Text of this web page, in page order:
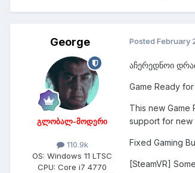
George
გლობალ-მოდერი
110.9k
OS: Windows 11 LTSC
CPU: Core i7 4770
Posted February
აჩერედნოი
Game Ready for
This new Game
support for new
Fixed Gaming
[SteamVR]